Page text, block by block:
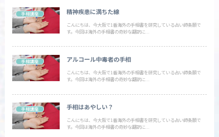
手相講座 精神疾患に満ちた線
こんにちは、今大阪で1番海外の手相書を研究している占い師条願で
す。今回は海外の手相書の奇妙な翻訳に...
手相講座 アルコール中毒者の手相
こんにちは、今大阪で1番海外の手相書を研究している占い師条願で
す。今回は海外の手相書の奇妙な翻訳に...
手相講座 手相はあやしい？
こんにちは、今大阪で1番海外の手相書を研究している占い師条願で
す。今回は海外の手相書の奇妙な翻訳に...